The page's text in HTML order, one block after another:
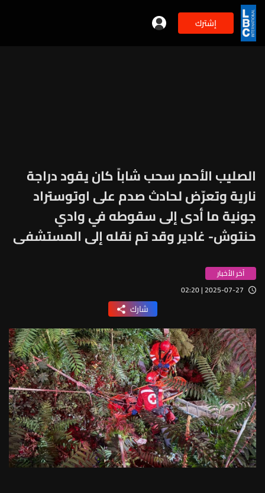
إشترك
الصليب الأحمر سحب شاباً كان يقود دراجة
نارية وتعرّض لحادث صدم على اوتوستراد
جونية ما أدى إلى سقوطه في وادي
حنتوش- غادير وقد تم نقله إلى المستشفى
آخر الأخبار
2025-07-27 | 02:20
شارك